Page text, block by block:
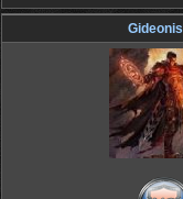
Gideonis